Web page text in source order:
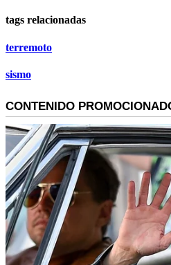
tags relacionadas
terremoto
sismo